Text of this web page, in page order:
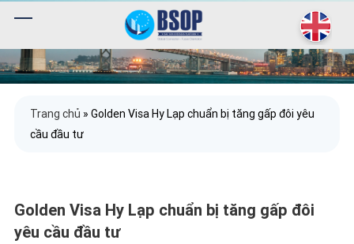
Trang chủ » Golden Visa Hy Lạp chuẩn bị tăng gấp đôi yêu
cầu đầu tư
Golden Visa Hy Lạp chuẩn bị tăng gấp đôi
yêu cầu đầu tư